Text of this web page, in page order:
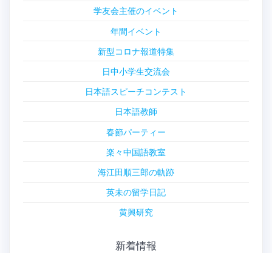
学友会主催のイベント
年間イベント
新型コロナ報道特集
日中小学生交流会
日本語スピーチコンテスト
日本語教師
春節パーティー
楽々中国語教室
海江田順三郎の軌跡
英未の留学日記
黄興研究
新着情報